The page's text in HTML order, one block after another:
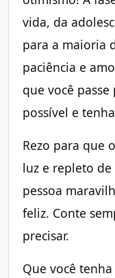
vida, da
para a maioria
paciência e
que você
possível e
Rezo para que
luz e repleto de
pessoa
feliz. Conte
precisar.
Que você